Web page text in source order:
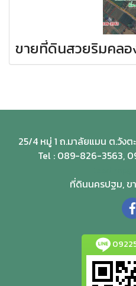
ขายที่ดินสวยริมคลอ
25/4 หมู่ 1 ถ.มาลัยแมน ต.วัง
Tel : 089-826-3563,
ที่ดินนครปฐม,